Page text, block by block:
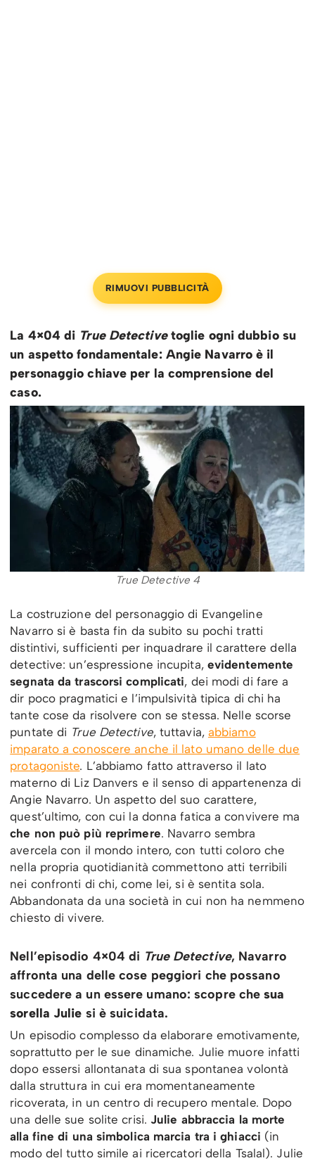
RIMUOVI PUBBLICITÀ
La 4×04 di True Detectivetoglie ogni dubbio su
un aspetto fondamentale: Angie Navarro è il
personaggio chiave per la comprensione del
caso.
True Detective 4
La costruzione del personaggio di Evangeline
Navarro si è basta fin da subito su pochi tratti
distintivi, sufficienti per inquadrare il carattere della
detective: un’espressione incupita, evidentemente
segnata da trascorsi complicati, dei modi di fare a
dir poco pragmatici e l’impulsività tipica di chi ha
tante cose da risolvere con se stessa. Nelle scorse
puntate di True Detective, tuttavia, abbiamo
imparato a conoscere anche il lato umano delle due
protagoniste. L’abbiamo fatto attraverso il lato
materno di Liz Danvers e il senso di appartenenza di
Angie Navarro. Un aspetto del suo carattere,
quest’ultimo, con cui la donna fatica a convivere ma
che non può più reprimere. Navarro sembra
avercela con il mondo intero, con tutti coloro che
nella propria quotidianità commettono atti terribili
nei confronti di chi, come lei, si è sentita sola.
Abbandonata da una società in cui non ha nemmeno
chiesto di vivere.
Nell’episodio 4×04 di True Detective, Navarro
affronta una delle cose peggiori che possano
succedere a un essere umano: scopre chesua
sorella Julie si è suicidata.
Un episodio complesso da elaborare emotivamente,
soprattutto per le sue dinamiche. Julie muore infatti
dopo essersi allontanata di sua spontanea volontà
dalla struttura in cui era momentaneamente
ricoverata, in un centro di recupero mentale. Dopo
una delle sue solite crisi. Julie abbraccia la morte
alla fine di una simbolica marcia tra i ghiacci (in
modo del tutto simile ai ricercatori della Tsalal). Julie